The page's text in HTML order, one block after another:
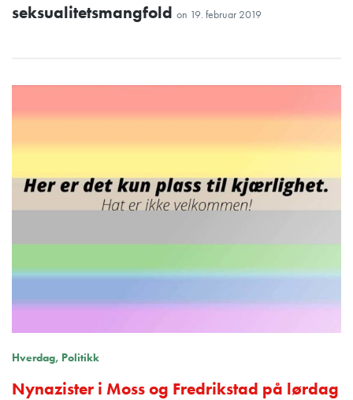
seksualitetsmangfold on 19. februar 2019
Hverdag Politikk
Nynazister i Moss og Fredrikstad på lørdag